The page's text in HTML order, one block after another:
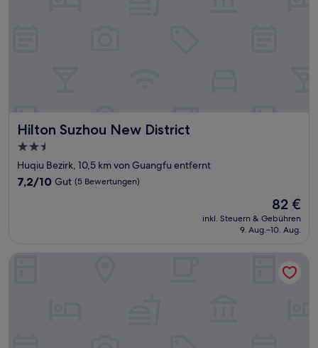
Hilton Suzhou New District
Hilton Suzhou New District
2.5-
Sterne-
Unterkunft
Huqiu Bezirk, 10,5 km von Guangfu entfernt
7.2
7,2/10 Gut (5 Bewertungen)
Der
Preis
beträgt
82 €
inkl. Steuern & Gebühren
9. Aug.–10. Aug.